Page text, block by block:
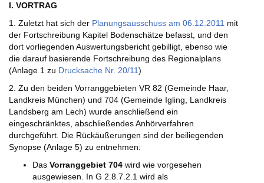
I. VORTRAG
1. Zuletzt hat sich der Planungsausschuss am 06.12.2011 mit
der Fortschreibung Kapitel Bodenschätze befasst, und den
dort vorliegenden Auswertungsbericht gebilligt, ebenso wie
die darauf basierende Fortschreibung des Regionalplans
(Anlage 1 zu Drucksache Nr. 20/11)
2. Zu den beiden Vorranggebieten VR 82 (Gemeinde Haar,
Landkreis München) und 704 (Gemeinde Igling, Landkreis
Landsberg am Lech) wurde anschließend ein
eingeschränktes, abschließendes Anhörverfahren
durchgeführt. Die Rückäußerungen sind der beiliegenden
Synopse (Anlage 5) zu entnehmen:
Das Vorranggebiet 704 wird wie vorgesehen
ausgewiesen. In G 2.8.7.2.1 wird als